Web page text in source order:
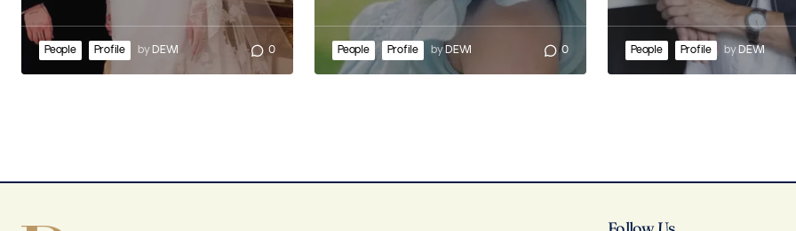
People Profile by DEWI 0 People Profile byDEWI 0 People Profile by DEWI